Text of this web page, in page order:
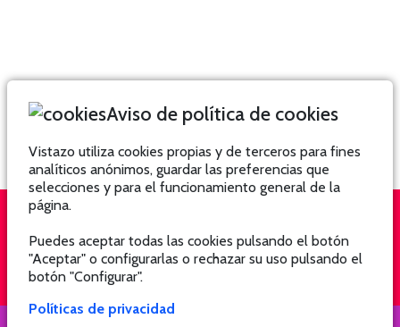
QUIÉNES SOMOS
Aviso de política de cookies
Vistazo utiliza cookies propias y de terceros para fines
analíticos anónimos, guardar las preferencias que
selecciones y para el funcionamiento general de la
página.
Puedes aceptar todas las cookies pulsando el botón
"Aceptar" o configurarlas o rechazar su uso pulsando el
botón "Configurar".
Políticas de privacidad